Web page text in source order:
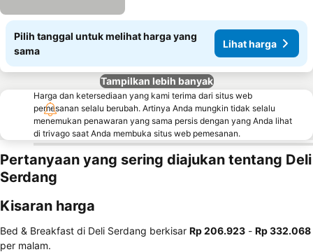
Pilih tanggal untuk melihat harga yang
sama
Lihat harga
Tampilkan lebih banyak
Harga dan ketersediaan yang kami terima dari situs web
pemesanan selalu berubah. Artinya Anda mungkin tidak selalu
menemukan penawaran yang sama persis dengan yang Anda lihat
di trivago saat Anda membuka situs web pemesanan.
Pertanyaan yang sering diajukan tentang Deli
Serdang
Kisaran harga
Bed & Breakfast di Deli Serdang berkisar ‎Rp 206.923 - ‎Rp 332.068
per malam.